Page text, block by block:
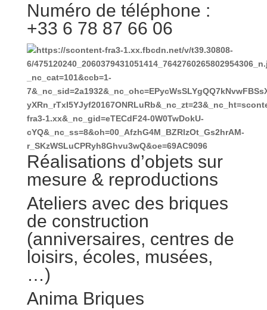
Numéro de téléphone :
+33 6 78 87 66 06
Réalisations d’objets sur
mesure & reproductions
Ateliers avec des briques
de construction
(anniversaires, centres de
loisirs, écoles, musées,
…)
Anima Briques